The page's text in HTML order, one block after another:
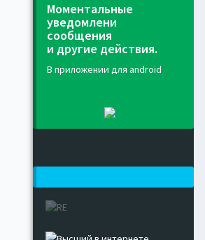
Моментальные
уведомлени
сообщения
и другие действия.
В приложении для android